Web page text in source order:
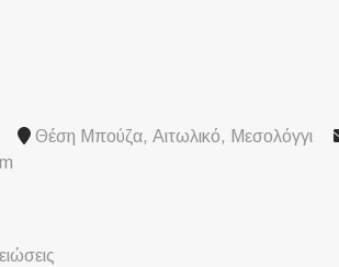
Θέση Μπούζα, Αιτωλικό, Μεσολόγγι